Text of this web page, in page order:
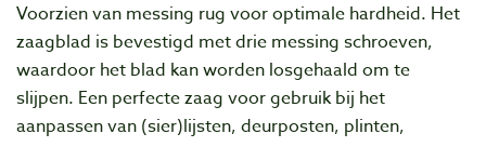
Voorzien van messing rug voor optimale hardheid. Het
zaagblad is bevestigd met drie messing schroeven,
waardoor het blad kan worden losgehaald om te
slijpen. Een perfecte zaag voor gebruik bij het
aanpassen van (sier)lijsten, deurposten, plinten,